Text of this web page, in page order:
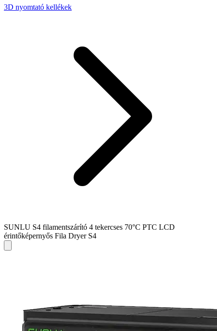
3D nyomtató kellékek
SUNLU S4 filamentszárító 4 tekercses 70°C PTC LCD
érintőképernyős Fila Dryer S4